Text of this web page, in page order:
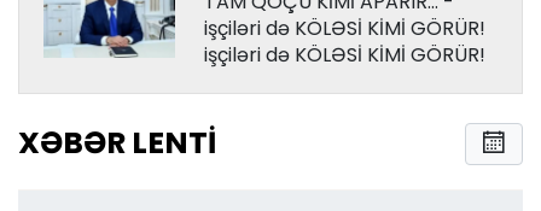
işçiləri də KÖLƏSİ KİMİ GÖRÜR!
işçiləri də KÖLƏSİ KİMİ GÖRÜR!
XƏBƏR LENTI